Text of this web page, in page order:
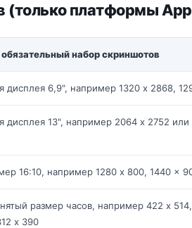
(только платформы
набор скриншотов
дисплея 6,9", например 1320 x 2868,
дисплея 13", например 2064 x 2752
16:10, например 1280 x 800, 1440 x
размер часов, например 422 x
x 390